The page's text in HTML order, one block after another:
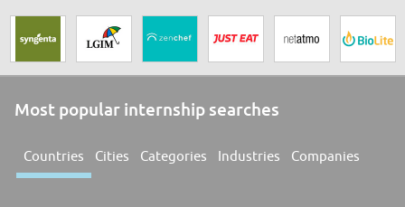
Most popular internship searches
Countries Cities Categories Industries Companies